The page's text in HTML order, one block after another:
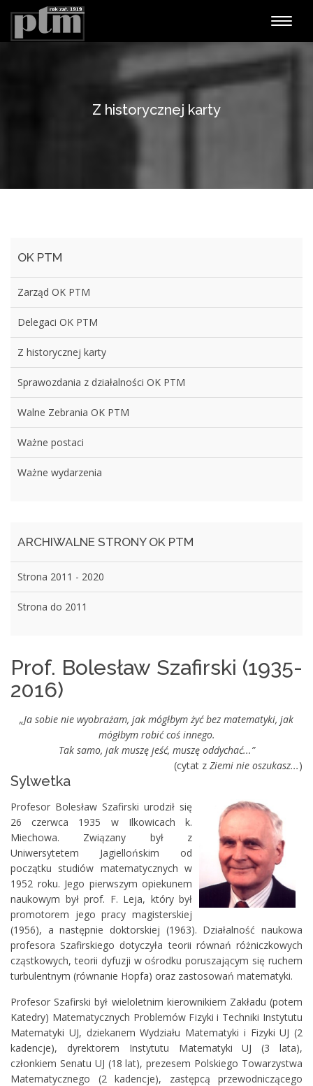
Z historycznej karty
OK PTM
Zarząd OK PTM
Delegaci OK PTM
Z historycznej karty
Sprawozdania z działalności OK PTM
Walne Zebrania OK PTM
Ważne postaci
Ważne wydarzenia
ARCHIWALNE STRONY OK PTM
Strona 2011 - 2020
Strona do 2011
Prof. Bolesław Szafirski (1935-
2016)
„Ja sobie nie wyobrażam, jak mógłbym żyć bez matematyki, jak
mógłbym robić coś innego.
Tak samo, jak muszę jeść, muszę oddychać...”
(cytat z Ziemi nie oszukasz...)
Sylwetka
Profesor Bolesław Szafirski urodził się
26 czerwca 1935 w Ilkowicach k.
Miechowa. Związany był z
Uniwersytetem Jagiellońskim od
początku studiów matematycznych w
1952 roku. Jego pierwszym opiekunem
naukowym był prof. F. Leja, który był
promotorem jego pracy magisterskiej
(1956), a następnie doktorskiej (1963). Działalność naukowa
profesora Szafirskiego dotyczyła teorii równań różniczkowych
cząstkowych, teorii dyfuzji w ośrodku poruszającym się ruchem
turbulentnym (równanie Hopfa) oraz zastosowań matematyki.
Profesor Szafirski był wieloletnim kierownikiem Zakładu (potem
Katedry) Matematycznych Problemów Fizyki i Techniki Instytutu
Matematyki UJ, dziekanem Wydziału Matematyki i Fizyki UJ (2
kadencje), dyrektorem Instytutu Matematyki UJ (3 lata),
członkiem Senatu UJ (18 lat), prezesem Polskiego Towarzystwa
Matematycznego (2 kadencje), zastępcą przewodniczącego